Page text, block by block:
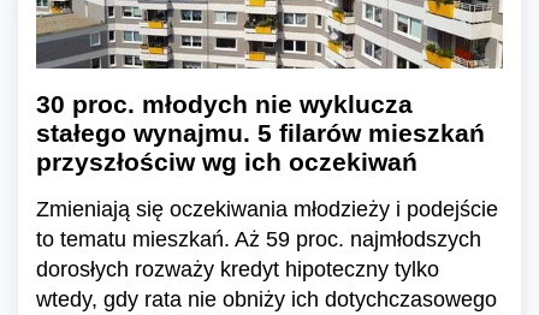
30 proc. młodych nie wyklucza
stałego wynajmu. 5 filarów mieszkań
przyszłościw wg ich oczekiwań
Zmieniają się oczekiwania młodzieży i podejście
to tematu mieszkań. Aż 59 proc. najmłodszych
dorosłych rozważy kredyt hipoteczny tylko
wtedy, gdy rata nie obniży ich dotychczasowego